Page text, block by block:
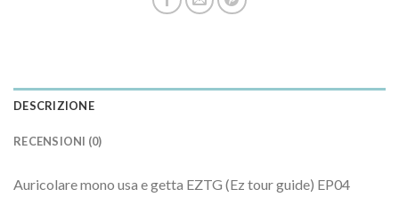
DESCRIZIONE
RECENSIONI (0)
Auricolare mono usa e getta EZTG (Ez tour guide) EP04